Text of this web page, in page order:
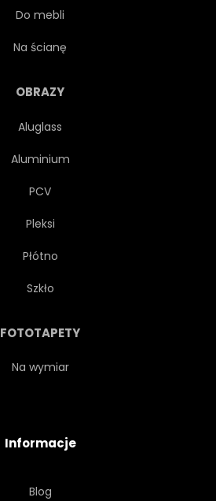
NATURALNY
Do mebli
Na ścianę
OBRAZY
Aluglass
Aluminium
PCV
Pleksi
Płótno
Szkło
FOTOTAPETY
Na wymiar
Informacje
Blog